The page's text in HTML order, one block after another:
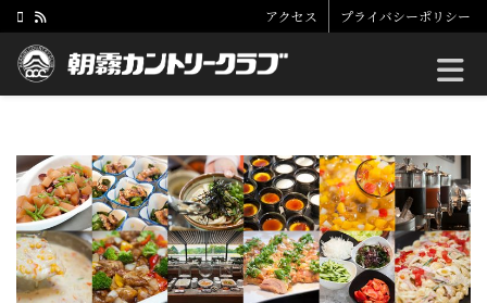
アクセス プライバシーポリシー